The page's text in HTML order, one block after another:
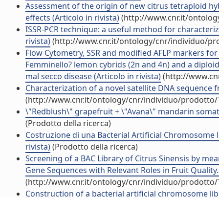
Assessment of the origin of new citrus tetraploid
effects (Articolo in rivista)(http://www.cnr.it/
ISSR-PCR technique: a useful method for
rivista)(http://www.cnr.it/ontology/cnr/individuo/
Flow Cytometry, SSR and modified AFLP markers
Femminello? lemon cybrids (2n and 4n) and a
mal secco disease (Articolo in rivista)(http://
Characterization of a novel satellite DNA
(http://www.cnr.it/ontology/cnr/individuo/prodotto/
\"Redblush\" grapefruit + \"Avana\" mandarin
(Prodotto della ricerca)
Costruzione di una Bacterial Artificial Chromosome
rivista)(Prodotto della ricerca)
Screening of a BAC Library of Citrus Sinensis by
Gene Sequences with Relevant Roles in Fruit
(http://www.cnr.it/ontology/cnr/individuo/prodotto/
Construction of a bacterial artificial chromosome